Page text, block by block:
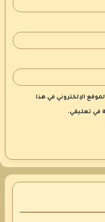
الإلكتروني في هذا
في تعليقي.